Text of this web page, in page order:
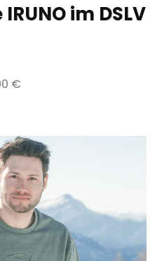
IRUNO im DSLV
€